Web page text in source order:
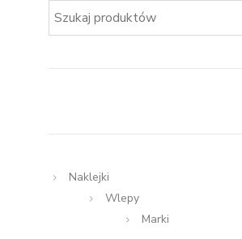
Naklejki
Wlepy
Marki